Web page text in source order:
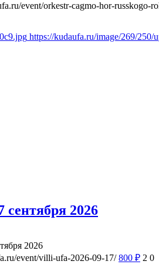
event/orkestr-cagmo-hor-russkogo-
https://kudaufa.ru/image/269/250/
2026
2026
event/villi-ufa-2026-09-17/ 800 ₽ 2 0